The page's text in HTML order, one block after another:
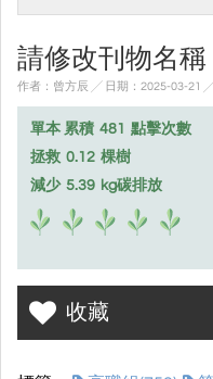
請修改刊物名稱
作者：曾方辰 ╱ 日期：2025-03-21
單本 累積 481
點擊次數
拯救 0.12 棵樹
減少 5.39 kg碳排放
收藏